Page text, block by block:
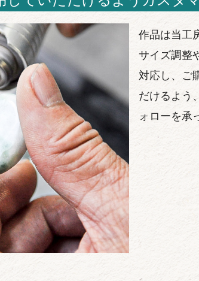
作品は当工
サイズ調整
対応し、ご
だけるよう
ォローを承